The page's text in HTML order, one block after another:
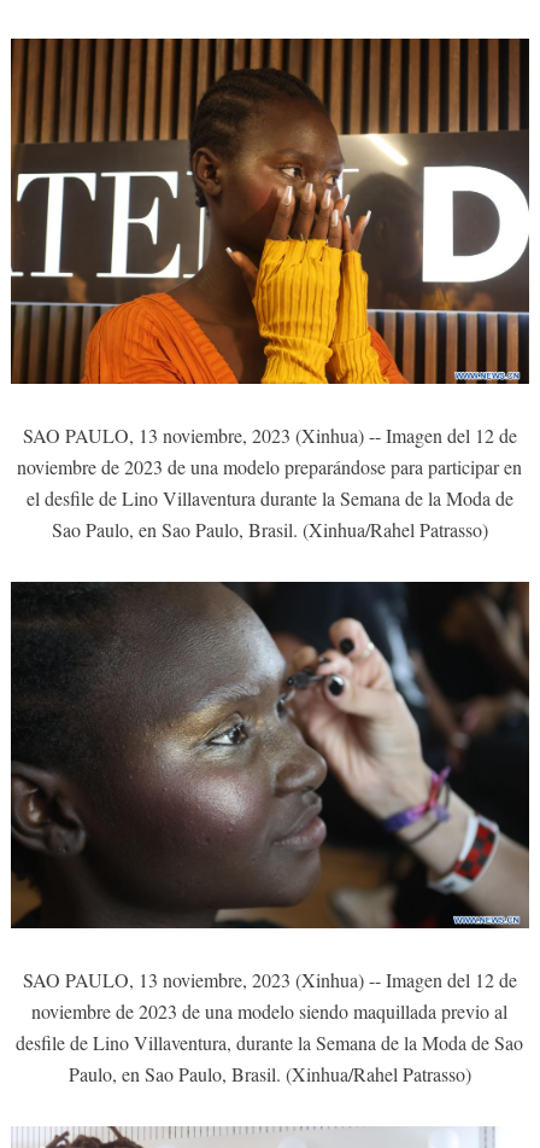
SAO PAULO, 13 noviembre, 2023 (Xinhua) -- Imagen del 12 de
noviembre de 2023 de una modelo preparándose para participar en
el desfile de Lino Villaventura durante la Semana de la Moda de
Sao Paulo, en Sao Paulo, Brasil. (Xinhua/Rahel Patrasso)
SAO PAULO, 13 noviembre, 2023 (Xinhua) -- Imagen del 12 de
noviembre de 2023 de una modelo siendo maquillada previo al
desfile de Lino Villaventura, durante la Semana de la Moda de Sao
Paulo, en Sao Paulo, Brasil. (Xinhua/Rahel Patrasso)